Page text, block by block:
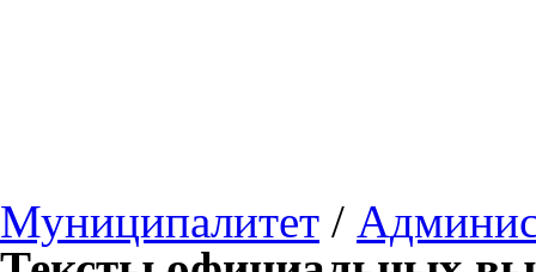
Муниципалитет /